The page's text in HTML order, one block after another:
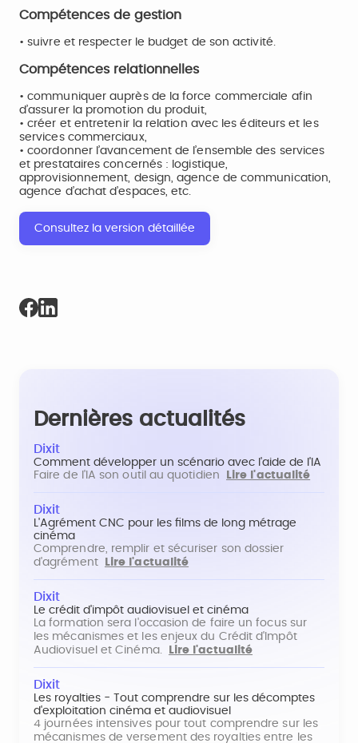
Compétences de gestion
• suivre et respecter le budget de son activité.
Compétences relationnelles
• communiquer auprès de la force commerciale afin
d’assurer la promotion du produit,
• créer et entretenir la relation avec les éditeurs et les
services commerciaux,
• coordonner l’avancement de l’ensemble des services
et prestataires concernés : logistique,
approvisionnement, design, agence de communication,
agence d’achat d’espaces, etc.
Consultez la version détaillée
Dernières actualités
Dixit
Comment développer un scénario avec l'aide de l'IA
Faire de l'IA son outil au quotidien
Lire l'actualité
Dixit
L'Agrément CNC pour les films de long métrage
cinéma
Comprendre, remplir et sécuriser son dossier
d'agrément
Lire l'actualité
Dixit
Le crédit d'impôt audiovisuel et cinéma
La formation sera l'occasion de faire un focus sur
les mécanismes et les enjeux du Crédit d'Impôt
Audiovisuel et Cinéma.
Lire l'actualité
Dixit
Les royalties - Tout comprendre sur les décomptes
d'exploitation cinéma et audiovisuel
4 journées intensives pour tout comprendre sur les
mécanismes de versement des royalties entre les